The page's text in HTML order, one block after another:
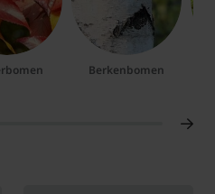
Berkenbomen